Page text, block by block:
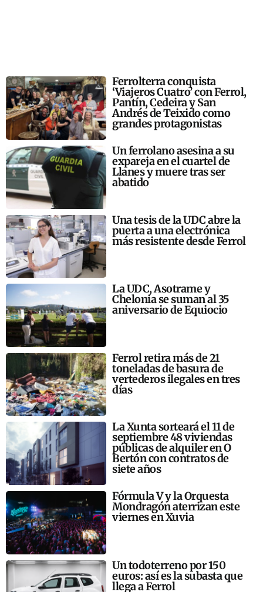
Ferrolterra conquista
‘Viajeros Cuatro’ con Ferrol,
Pantín, Cedeira y San
Andrés de Teixido como
grandes protagonistas
Un ferrolano asesina a su
expareja en el cuartel de
Llanes y muere tras ser
abatido
Una tesis de la UDC abre la
puerta a una electrónica
más resistente desde Ferrol
La UDC, Asotrame y
Chelonia se suman al 35
aniversario de Equiocio
Ferrol retira más de 21
toneladas de basura de
vertederos ilegales en tres
días
La Xunta sorteará el 11 de
septiembre 48 viviendas
públicas de alquiler en O
Bertón con contratos de
siete años
Fórmula V y la Orquesta
Mondragón aterrizan este
viernes en Xuvia
Un todoterreno por 150
euros: así es la subasta que
llega a Ferrol